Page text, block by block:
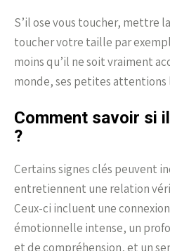
S’il ose vous toucher, mettre
toucher votre taille par
moins qu’il ne soit vraiment
monde, ses petites attentions
Comment savoir si
?
Certains signes clés peuvent
entretiennent une relation
Ceux-ci incluent une
émotionnelle intense, un
et de compréhension, et un